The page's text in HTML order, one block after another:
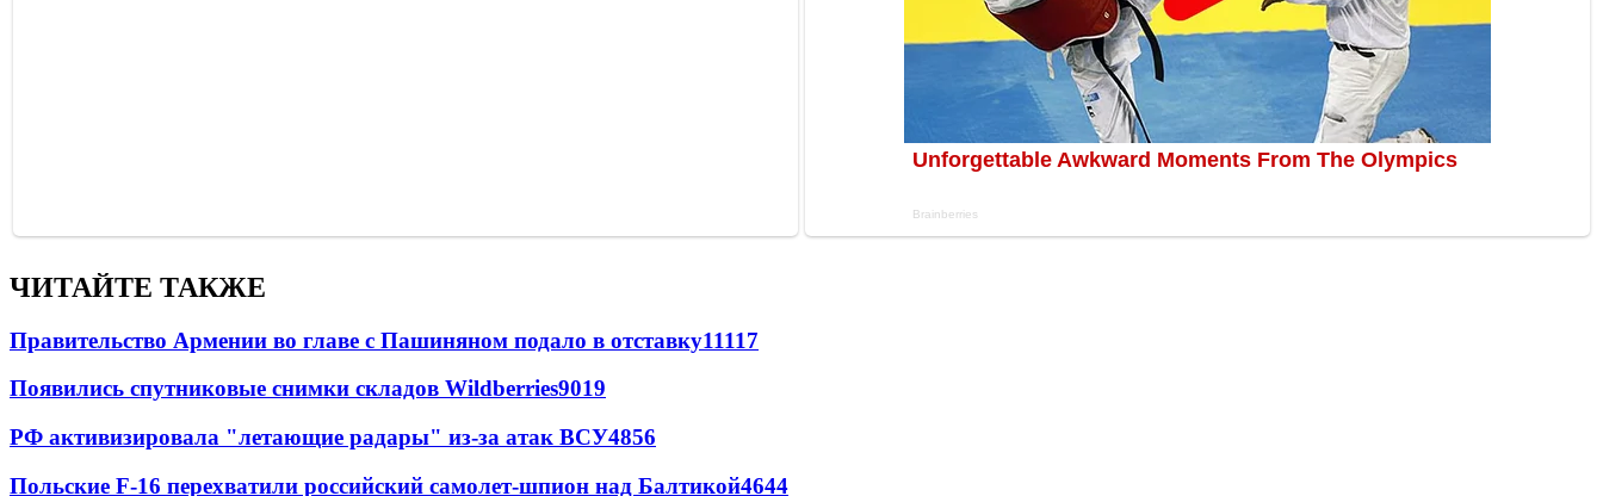
ЧИТАЙТЕ ТАКЖЕ
Правительство Армении во главе с Пашиняном подало в отставку11117
Появились спутниковые снимки складов Wildberries9019
РФ активизировала "летающие радары" из-за атак ВСУ4856
Польские F-16 перехватили российский самолет-шпион над Балтикой4644